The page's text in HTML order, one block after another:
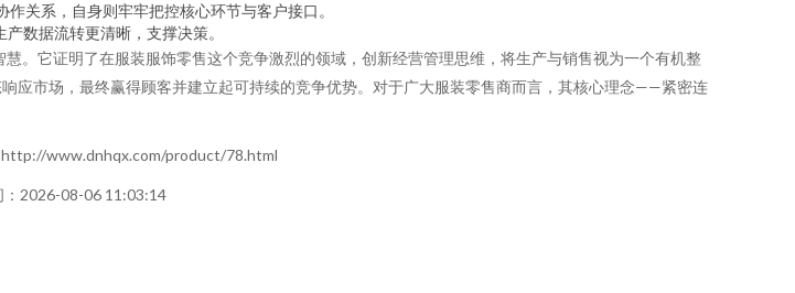
关系，自身则牢牢把控核心环节与客户接口。
数据流转更清晰，支撑决策。
。它证明了在服装服饰零售这个竞争激烈的领域，创新经营管理思维，将生产与销售视为一个有机整
应市场，最终赢得顾客并建立起可持续的竞争优势。对于广大服装零售商而言，其核心理念——紧密连
www.dnhqx.com/product/78.html
：2026-08-06 11:03:14